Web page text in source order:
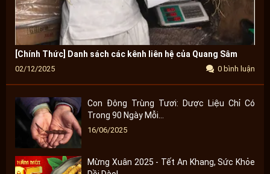
[Chính Thức] Danh sách các kênh liên hệ của Quang Sâm
02/12/2025 0 bình luận
Con Đông Trùng Tươi: Dược Liệu Chỉ Có
Trong 90 Ngày Mỗi...
16/06/2025
Mừng Xuân 2025 - Tết An Khang, Sức Khỏe